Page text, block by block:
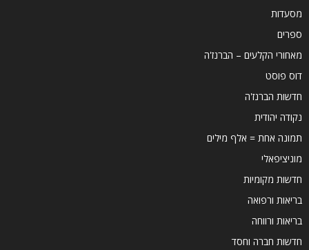
מסעדות
ספרים
מאחורי הקלעים – הברנז'ה
דוס פוסט
חדשות הברנז'ה
נקודה יהודית
תמונה אחת = אלף מילים
מוניציפאלי
חדשות מקומיות
בריאות ורפואה
בריאות ורווחה
חדשות חברה וחסד